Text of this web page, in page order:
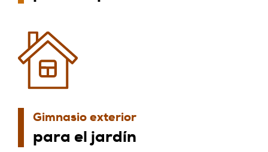
Gimnasio exterior
para el jardín